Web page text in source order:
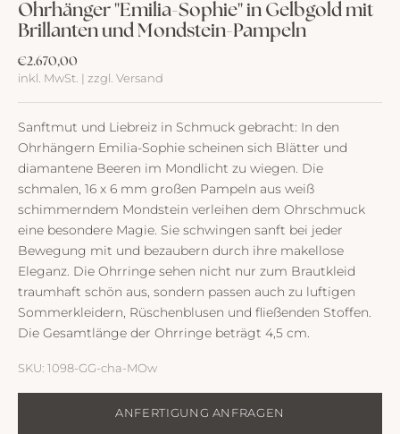
Ohrhänger "Emilia-Sophie" in Gelbgold mit
Brillanten und Mondstein-Pampeln
Angebot
€2.670,00
inkl. MwSt. | zzgl. Versand
Sanftmut und Liebreiz in Schmuck gebracht: In den
Ohrhängern Emilia-Sophie scheinen sich Blätter und
diamantene Beeren im Mondlicht zu wiegen. Die
schmalen, 16 x 6 mm großen Pampeln aus weiß
schimmerndem Mondstein verleihen dem Ohrschmuck
eine besondere Magie. Sie schwingen sanft bei jeder
Bewegung mit und bezaubern durch ihre makellose
Eleganz. Die Ohrringe sehen nicht nur zum Brautkleid
traumhaft schön aus, sondern passen auch zu luftigen
Sommerkleidern, Rüschenblusen und fließenden Stoffen.
Die Gesamtlänge der Ohrringe beträgt 4,5 cm.
SKU: 1098-GG-cha-MOw
ANFERTIGUNG ANFRAGEN